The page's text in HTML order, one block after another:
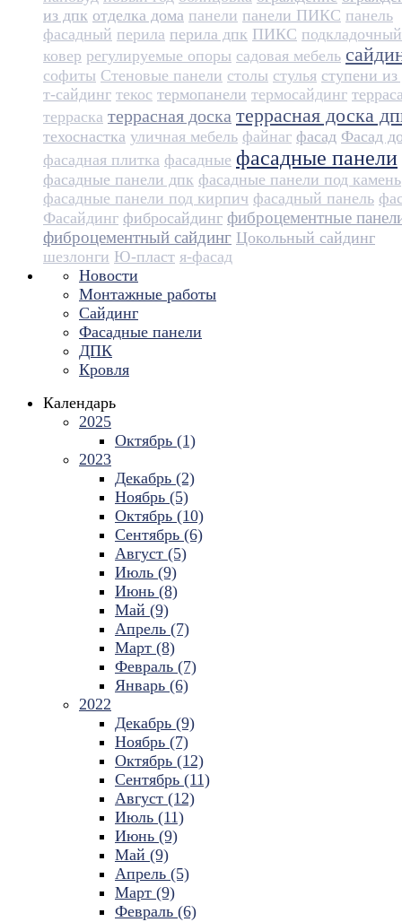
из дпк отделка дома панели панели ПИКС панель
фасадный перила перила дпк ПИКС подкладочный
ковер регулируемые опоры садовая мебель
софиты Стеновые панели столы стулья ступени
т-сайдинг текос термопанели термосайдинг
терраска террасная доска террасная доска
техоснастка уличная мебель файнаг фасад Фасад
фасадная плитка фасадные фасадные панели
фасадные панели дпк фасадные панели под камень
фасадные панели под кирпич фасадный панель
Фасайдинг фибросайдинг фиброцементные
фиброцементный сайдинг Цокольный сайдинг
шезлонги Ю-пласт я-фасад
Новости
Монтажные работы
Сайдинг
Фасадные панели
ДПК
Кровля
Календарь
2025
Октябрь (1)
2023
Декабрь (2)
Ноябрь (5)
Октябрь (10)
Сентябрь (6)
Август (5)
Июль (9)
Июнь (8)
Май (9)
Апрель (7)
Март (8)
Февраль (7)
Январь (6)
2022
Декабрь (9)
Ноябрь (7)
Октябрь (12)
Сентябрь (11)
Август (12)
Июль (11)
Июнь (9)
Май (9)
Апрель (5)
Март (9)
Февраль (6)